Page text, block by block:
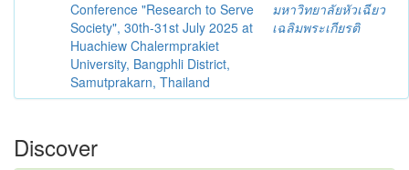
Conference "Research to Serve
Society", 30th-31st July 2025 at
Huachiew Chalermprakiet
University, Bangphli District,
Samutprakarn, Thailand
มหาวิทยาลัยหัวเฉียว
เฉลิมพระเกียรติ
Discover